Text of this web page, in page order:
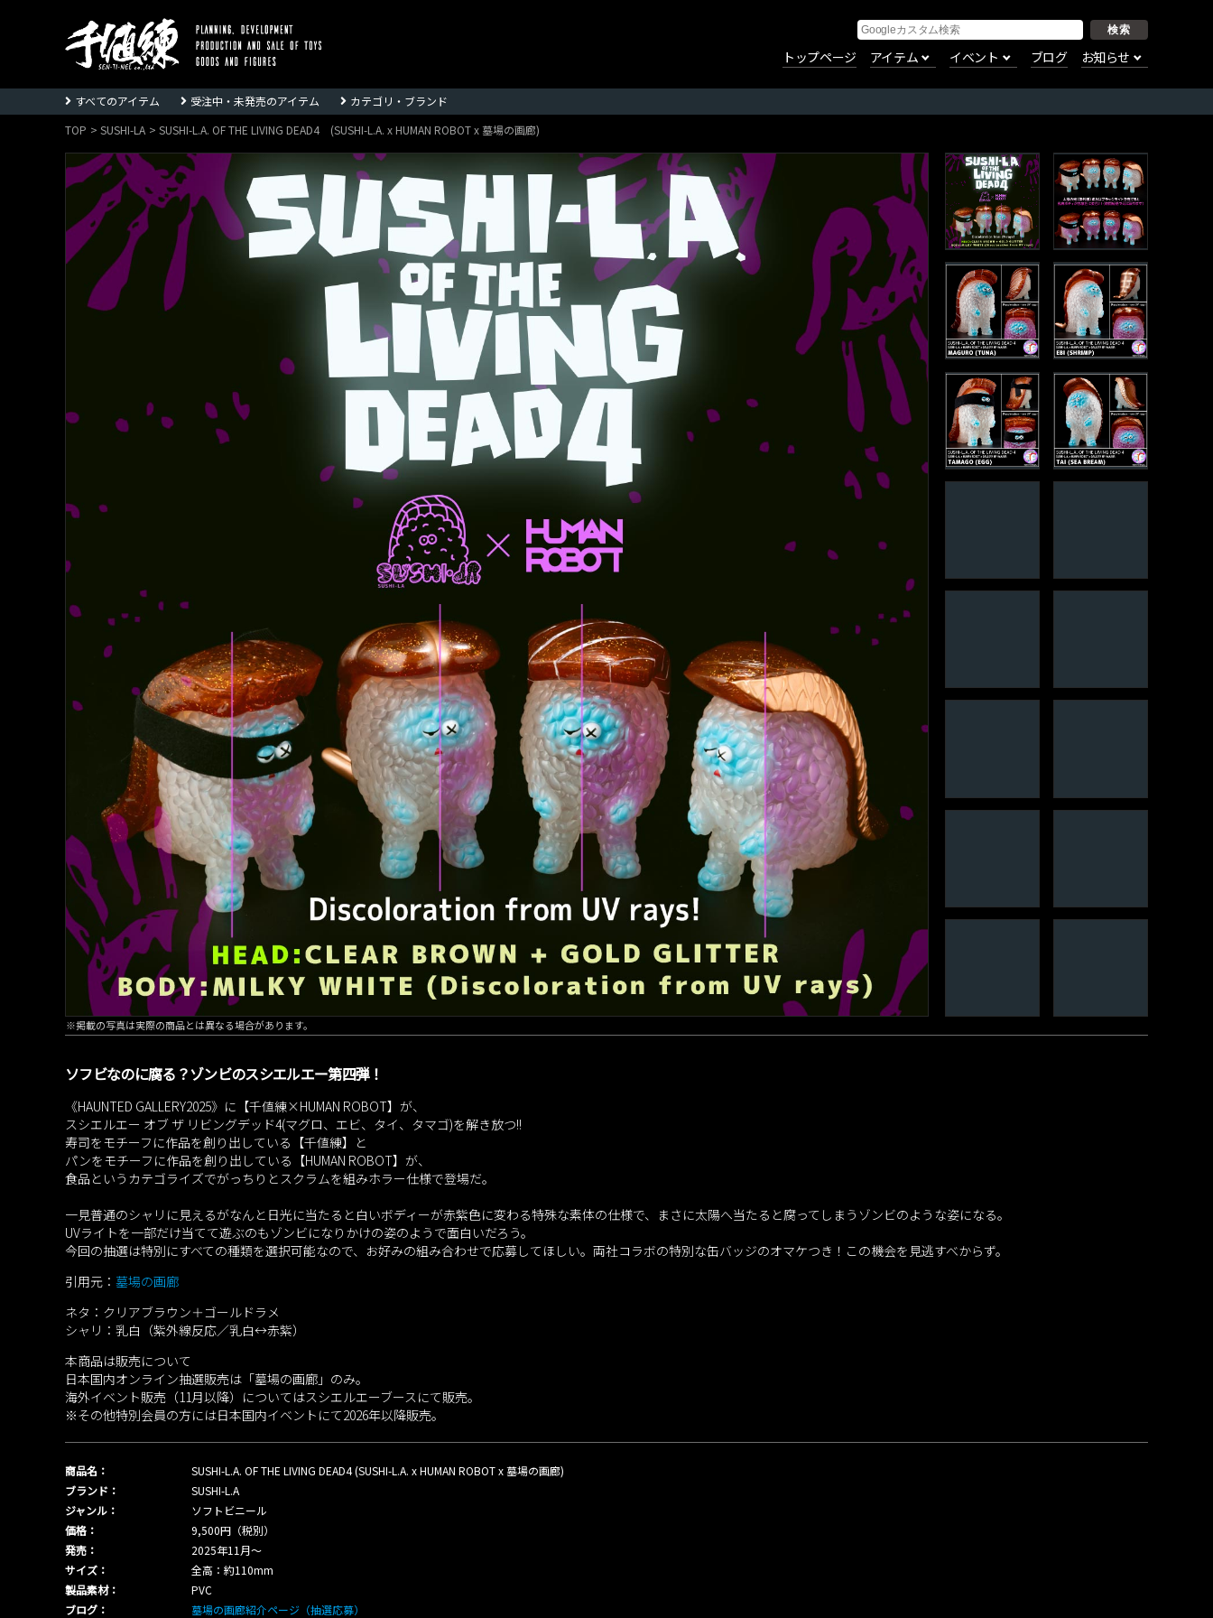
式
会
社
千
練
ー
Sentinel
トップページ アイテム イベント ブログ お知らせ
すべてのアイテム 受注中・未発売のアイテム
カテゴリ・ブランド
TOP
SUSHI-LA SUSHI-L.A. OF THE LIVING DEAD4 (SUSHI-L.A. x HUMAN ROBOT x 墓場の画廊)
※掲載の写真は実際の商品とは異なる場合があります。
ソフビなのに腐る？ゾンビのスシエルエー第四弾！
《HAUNTED GALLERY2025》に【千値練×HUMAN ROBOT】が、
スシエルエー オブ ザ リビングデッド4(マグロ、エビ、タイ、タマゴ)を解き放つ!!
寿司をモチーフに作品を創り出している【千値練】と
パンをモチーフに作品を創り出している【HUMAN ROBOT】が、
食品というカテゴライズでがっちりとスクラムを組みホラー仕様で登場だ。
一見普通のシャリに見えるがなんと日光に当たると白いボディーが赤紫色に変わる特殊な素体の仕様で、まさに太陽へ当たると腐ってしまうゾンビのような姿になる。
UVライトを一部だけ当てて遊ぶのもゾンビになりかけの姿のようで面白いだろう。
今回の抽選は特別にすべての種類を選択可能なので、お好みの組み合わせで応募してほしい。両社コラボの特別な缶バッジのオマケつき！この機会を見逃すべからず。
引用元： 墓場の画廊
ネタ：クリアブラウン＋ゴールドラメ
シャリ：乳白（紫外線反応／乳白↔︎赤紫）
本商品は販売について
日本国内オンライン抽選販売は「墓場の画廊」のみ。
海外イベント販売（11月以降）についてはスシエルエーブースにて販売。
※その他特別会員の方には日本国内イベントにて2026年以降販売。
商品名：
SUSHI-L.A. OF THE LIVING DEAD4 (SUSHI-L.A. x HUMAN ROBOT x 墓場の画廊)
ブランド：
SUSHI-L.A
ジャンル：
ソフトビニール
価格：
9,500円（税別）
発売：
2025年11月〜
サイズ：
全高：約110mm
製品素材：
PVC
ブログ：
墓場の画廊紹介ページ（抽選応募）